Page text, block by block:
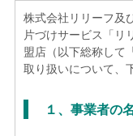
株式会社リリーフ及
片づけサービス「リ
盟店（以下総称して
取り扱いについて、
１、事業者の